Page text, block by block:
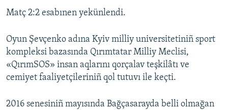
Matç 2:2 esabınen yekünlendi.
Oyun Şevçenko adına Kyiv milliy universitetiniñ sport
kompleksi bazasında Qırımtatar Milliy Meclisi,
«QırımSOS» insan aqlarını qorçalav teşkilâtı ve
cemiyet faaliyetçileriniñ qol tutuvı ile keçti.
2016 senesiniñ mayısında Bağçasarayda belli olmağan